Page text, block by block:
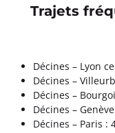
Trajets
Décines – Lyon
Décines –
Décines –
Décines –
Décines – Paris :